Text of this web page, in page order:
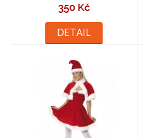
350 Kč
DETAIL